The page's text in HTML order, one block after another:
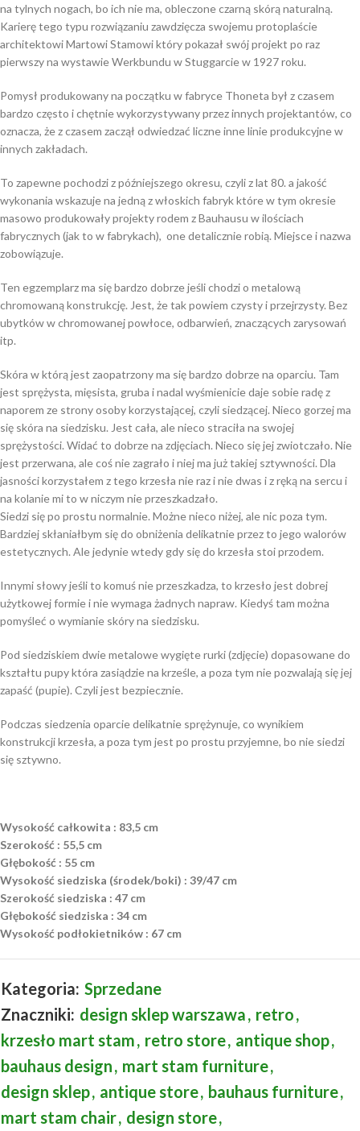
na tylnych nogach, bo ich nie ma, obleczone czarną skórą naturalną.
Karierę tego typu rozwiązaniu zawdzięcza swojemu protoplaście
architektowi Martowi Stamowi który pokazał swój projekt po raz
pierwszy na wystawie Werkbundu w Stuggarcie w 1927 roku.
Pomysł produkowany na początku w fabryce Thoneta był z czasem
bardzo często i chętnie wykorzystywany przez innych projektantów, co
oznacza, że z czasem zaczął odwiedzać liczne inne linie produkcyjne w
innych zakładach.
To zapewne pochodzi z późniejszego okresu, czyli z lat 80. a jakość
wykonania wskazuje na jedną z włoskich fabryk które w tym okresie
masowo produkowały projekty rodem z Bauhausu w ilościach
fabrycznych (jak to w fabrykach), one detalicznie robią. Miejsce i nazwa
zobowiązuje.
Ten egzemplarz ma się bardzo dobrze jeśli chodzi o metalową
chromowaną konstrukcję. Jest, że tak powiem czysty i przejrzysty. Bez
ubytków w chromowanej powłoce, odbarwień, znaczących zarysowań
itp.
Skóra w którą jest zaopatrzony ma się bardzo dobrze na oparciu. Tam
jest sprężysta, mięsista, gruba i nadal wyśmienicie daje sobie radę z
naporem ze strony osoby korzystającej, czyli siedzącej. Nieco gorzej ma
się skóra na siedzisku. Jest cała, ale nieco straciła na swojej
sprężystości. Widać to dobrze na zdjęciach. Nieco się jej zwiotczało. Nie
jest przerwana, ale coś nie zagrało i niej ma już takiej sztywności. Dla
jasności korzystałem z tego krzesła nie raz i nie dwas i z ręką na sercu i
na kolanie mi to w niczym nie przeszkadzało.
Siedzi się po prostu normalnie. Możne nieco niżej, ale nic poza tym.
Bardziej skłaniałbym się do obniżenia delikatnie przez to jego walorów
estetycznych. Ale jedynie wtedy gdy się do krzesła stoi przodem.
Innymi słowy jeśli to komuś nie przeszkadza, to krzesło jest dobrej
użytkowej formie i nie wymaga żadnych napraw. Kiedyś tam można
pomyśleć o wymianie skóry na siedzisku.
Pod siedziskiem dwie metalowe wygięte rurki (zdjęcie) dopasowane do
kształtu pupy która zasiądzie na krześle, a poza tym nie pozwalają się jej
zapaść (pupie). Czyli jest bezpiecznie.
Podczas siedzenia oparcie delikatnie sprężynuje, co wynikiem
konstrukcji krzesła, a poza tym jest po prostu przyjemne, bo nie siedzi
się sztywno.
Wysokość całkowita : 83,5 cm
Szerokość : 55,5 cm
Głębokość : 55 cm
Wysokość siedziska (środek/boki) : 39/47 cm
Szerokość siedziska : 47 cm
Głębokość siedziska : 34 cm
Wysokość podłokietników : 67 cm
Kategoria: Sprzedane
Znaczniki: design sklep warszawa, retro,
krzesło mart stam, retro store, antique shop,
bauhaus design, mart stam furniture,
design sklep, antique store, bauhaus furniture,
mart stam chair, design store,